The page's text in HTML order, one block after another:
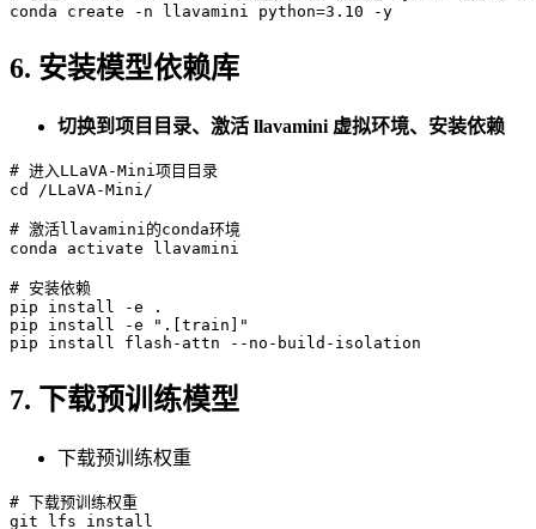
6. 安装模型依赖库
切换到项目目录、激活 llavamini 虚拟环境、安装依赖
# 进入LLaVA-Mini项目目录
cd
/LLaVA-Mini/
# 激活llavamini的conda环境
conda activate llavamini
# 安装依赖
pip install -e .
pip install -e
".[train]"
7. 下载预训练模型
下载预训练权重
# 下载预训练权重
git